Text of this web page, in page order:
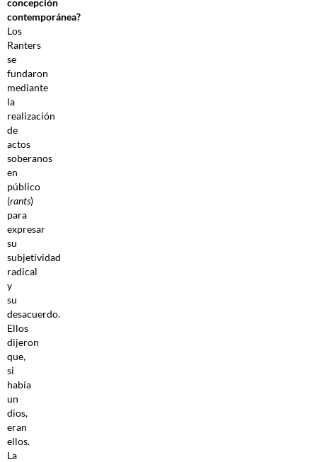
concepción
contemporánea?
Los
Ranters
se
fundaron
mediante
la
realización
de
actos
soberanos
en
público
(rants)
para
expresar
su
subjetividad
radical
y
su
desacuerdo.
Ellos
dijeron
que,
si
había
un
dios,
eran
ellos.
La